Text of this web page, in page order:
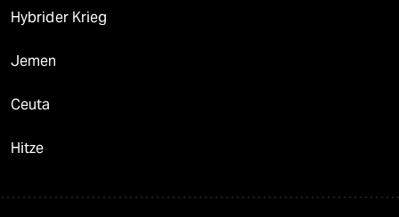
Hybrider Krieg
Jemen
Ceuta
Hitze